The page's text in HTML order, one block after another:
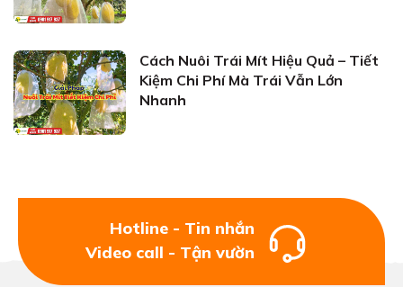
Cách Nuôi Trái Mít Hiệu Quả – Tiết
Kiệm Chi Phí Mà Trái Vẫn Lớn
Nhanh
Hotline - Tin nhắn
Video call - Tận vườn